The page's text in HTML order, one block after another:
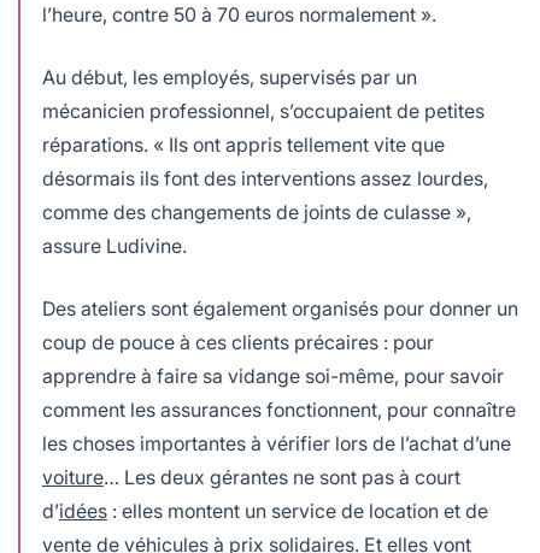
l’heure, contre 50 à 70 euros normalement ».
Au début, les employés, supervisés par un
mécanicien professionnel, s’occupaient de petites
réparations. « Ils ont appris tellement vite que
désormais ils font des interventions assez lourdes,
comme des changements de joints de culasse »,
assure Ludivine.
Des ateliers sont également organisés pour donner un
coup de pouce à ces clients précaires : pour
apprendre à faire sa vidange soi-même, pour savoir
comment les assurances fonctionnent, pour connaître
les choses importantes à vérifier lors de l’achat d’une
voiture… Les deux gérantes ne sont pas à court
d’idées : elles montent un service de location et de
vente de véhicules à prix solidaires. Et elles vont